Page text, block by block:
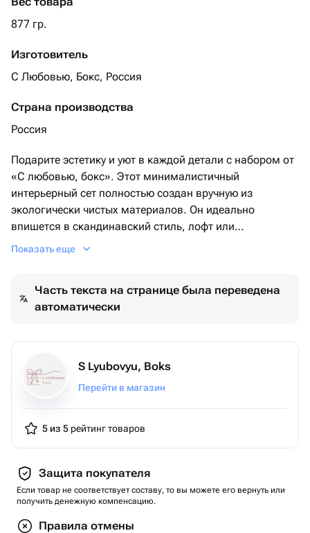
877 гр.
Изготовитель
С Любовью, Бокс, Россия
Страна производства
Россия
Подарите эстетику и уют в каждой детали с набором от
«С любовью, бокс». Этот минималистичный
интерьерный сет полностью создан вручную из
экологически чистых материалов. Он идеально
впишется в скандинавский стиль, лофт или
классический интерьер, наполняя дом теплом.Набор
кто ценит домашний уют и красивые ритуалы.
Показать еще
Часть текста на странице была переведена
автоматически
S Lyubovyu, Boks
Перейти в магазин
5 из 5 рейтинг товаров
Защита покупателя
Если товар не соответствует составу, то вы можете его вернуть или
получить денежную компенсацию.
Правила отмены